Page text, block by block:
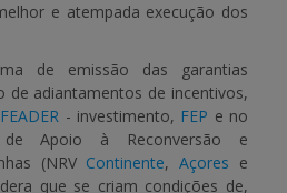
e atempada execução dos
de emissão das garantias
de adiantamentos de incentivos,
FEADER - investimento, FEP e no
Apoio à Reconversão e
(NRV Continente,Açores e
que se criam condições de,